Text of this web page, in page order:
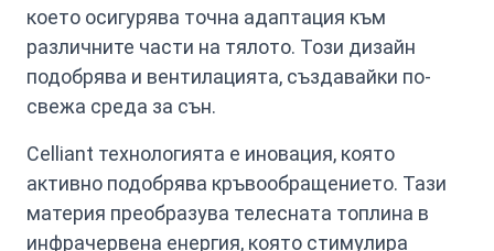
което осигурява точна адаптация към
различните части на тялото. Този дизайн
подобрява и вентилацията, създавайки по-
свежа среда за сън.
Celliant технологията е иновация, която
активно подобрява кръвообращението. Тази
материя преобразува телесната топлина в
инфрачервена енергия, която стимулира